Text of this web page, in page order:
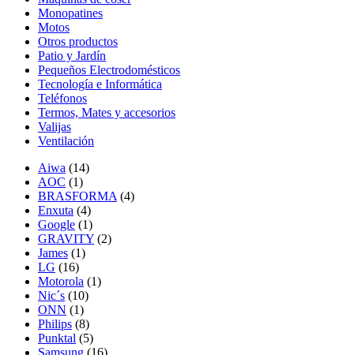
Monopatines
Motos
Otros productos
Patio y Jardín
Pequeños Electrodomésticos
Tecnología e Informática
Teléfonos
Termos, Mates y accesorios
Valijas
Ventilación
Aiwa (14)
AOC (1)
BRASFORMA (4)
Enxuta (4)
Google (1)
GRAVITY (2)
James (1)
LG (16)
Motorola (1)
Nic´s (10)
ONN (1)
Philips (8)
Punktal (5)